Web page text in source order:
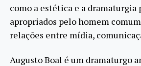
como a estética e a dramaturgia
apropriados pelo homem
relações entre mídia,
Augusto Boal é um dramaturgo